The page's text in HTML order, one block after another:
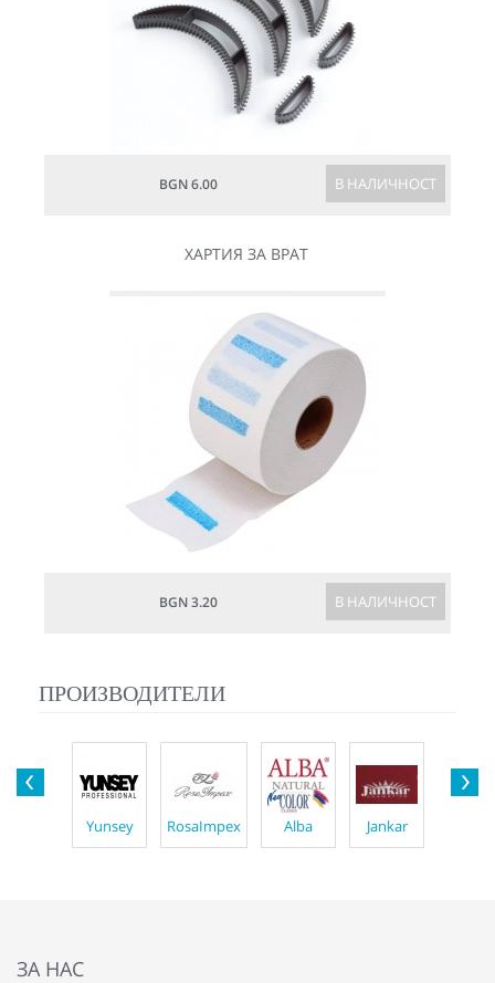
В НАЛИЧНОСТ
BGN 6.00
ХАРТИЯ ЗА ВРАТ
В НАЛИЧНОСТ
BGN 3.20
ПРОИЗВОДИТЕЛИ
Yunsey RosaImpex Alba Jankar
ЗА НАС